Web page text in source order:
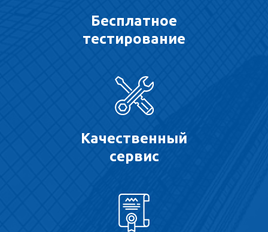
Бесплатное
тестирование
Качественный
сервис